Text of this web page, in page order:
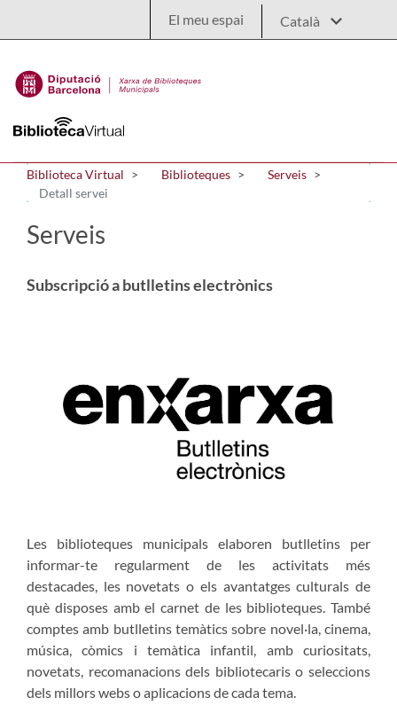
El meu espai
Biblioteca Virtual Biblioteques
Serveis
Detall servei
Serveis
Subscripció a butlletins electrònics
Les biblioteques municipals elaboren butlletins per
informar-te regularment de les activitats més
destacades, les novetats o els avantatges culturals de
què disposes amb el carnet de les biblioteques. També
comptes amb butlletins temàtics sobre novel·la, cinema,
música, còmics i temàtica infantil, amb curiositats,
novetats, recomanacions dels bibliotecaris o seleccions
dels millors webs o aplicacions de cada tema.